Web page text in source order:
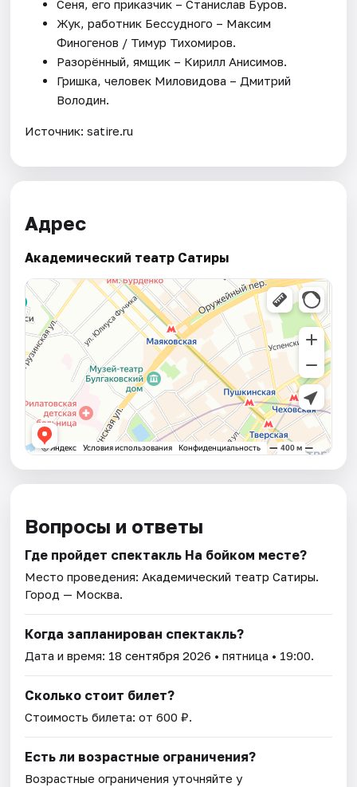
Сеня, его приказчик – Станислав Буров.
Жук, работник Бессудного – Максим
Финогенов / Тимур Тихомиров.
Разорённый, ямщик – Кирилл Анисимов.
Гришка, человек Миловидова – Дмитрий
Володин.
Источник: satire.ru
Адрес
Академический театр Сатиры
Вопросы и ответы
Где пройдет спектакль На бойком месте?
Место проведения:Академический театр Сатиры.
Город — Москва.
Когда запланирован спектакль?
Дата и время: 18 сентября 2026 • пятница • 19:00.
Сколько стоит билет?
Стоимость билета: от 600 ₽.
Есть ли возрастные ограничения?
Возрастные ограничения уточняйте у